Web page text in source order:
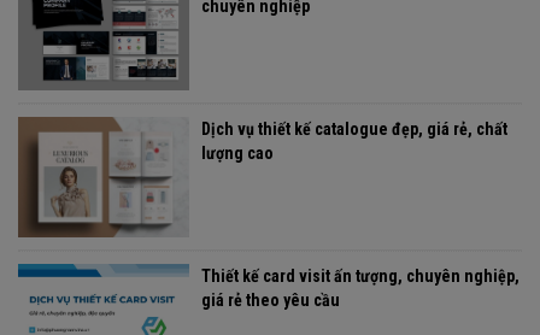
chuyên nghiệp
Dịch vụ thiết kế catalogue đẹp, giá rẻ, chất
lượng cao
Thiết kế card visit ấn tượng, chuyên nghiệp,
giá rẻ theo yêu cầu